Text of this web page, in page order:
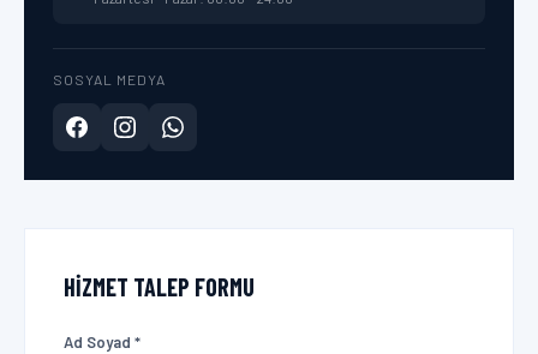
HIZMET TALEP FORMU
Ad Soyad *
SOSYAL MEDYA